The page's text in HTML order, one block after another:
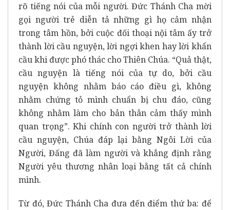
rõ tiếng nói của mỗi người. Đức Thánh Cha mời
gọi người trẻ diễn tả những gì họ cảm nhận
trong tâm hồn, bởi cuộc đối thoại nội tâm ấy trở
thành lời cầu nguyện, lời ngợi khen hay lời khẩn
cầu khi được phó thác cho Thiên Chúa. “Quả thật,
cầu nguyện là tiếng nói của tự do, bởi cầu
nguyện không nhằm báo cáo điều gì, không
nhằm chứng tỏ mình chuẩn bị chu đáo, cũng
không nhằm làm cho bản thân cảm thấy mình
quan trọng”. Khi chính con người trở thành lời
cầu nguyện, Chúa đáp lại bằng Ngôi Lời của
Người, Đấng đã làm người và khẳng định rằng
Người yêu thương nhân loại bằng tất cả chính
mình.
Từ đó, Đức Thánh Cha đưa đến điểm thứ ba: để